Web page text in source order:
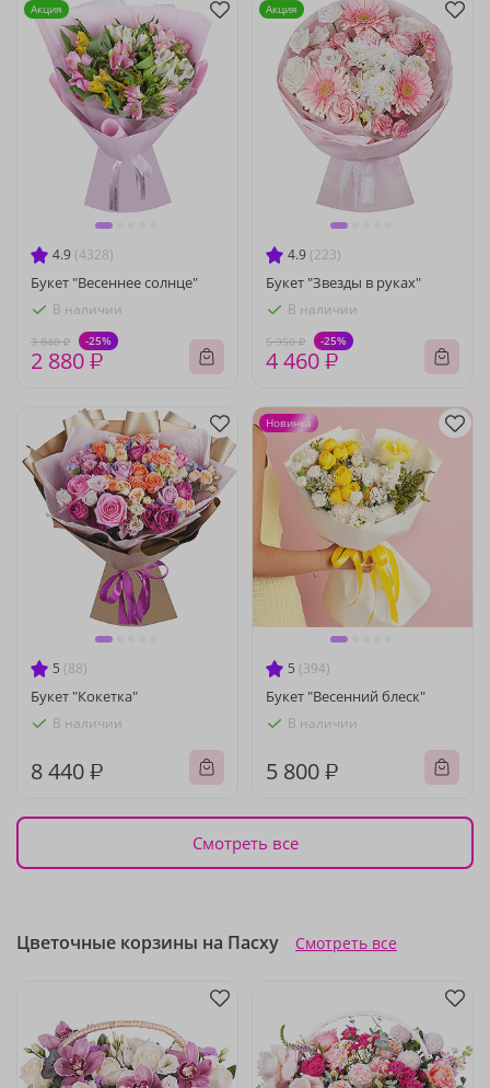
4.9 (4328)
Букет "Весеннее солнце"
В наличии
3 840 ₽ -25%
2 880 ₽
Акция
4.9 (223)
Букет "Звезды в руках"
В наличии
5 950 ₽ -25%
4 460 ₽
Акция
5 (88)
Букет "Кокетка"
В наличии
8 440 ₽
5 (394)
Букет "Весенний блеск"
В наличии
5 800 ₽
Новинка
Смотреть все
Цветочные корзины на Пасху Смотреть все